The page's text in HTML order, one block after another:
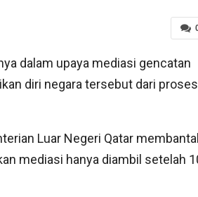
dalam upaya mediasi gencatan
diri negara tersebut dari proses
Luar Negeri Qatar
mediasi hanya diambil setelah